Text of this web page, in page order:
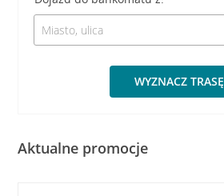
WYZNACZ TRASĘ
Aktualne promocje